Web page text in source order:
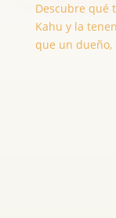
Descubre qué
Kahu y la
que un